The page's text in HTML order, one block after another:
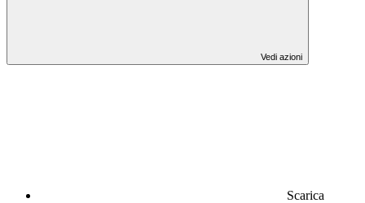
Vedi azioni
Scarica